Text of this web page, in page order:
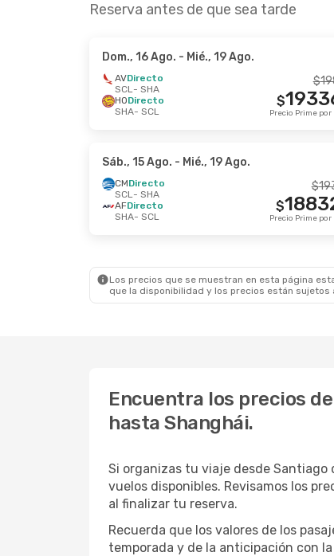
Reserva antes de que sea tarde
Dom., 16 Ago. - Mié., 19 Ago.
AVDirecto
SCL- SHA
HODirecto
SHA- SCL
$
$
Sáb., 15 Ago. - Mié., 19 Ago.
CMDirecto
SCL- SHA
AFDirecto
SHA- SCL
$
$
Los precios que se muestran en esta página
que la disponibilidad y los precios están sujetos
Encuentra los precios
hasta Shanghái.
Si organizas tu viaje desde
vuelos disponibles. Revisamos los
al finalizar tu reserva.
Recuerda que los valores de los
temporada y de la anticipación con